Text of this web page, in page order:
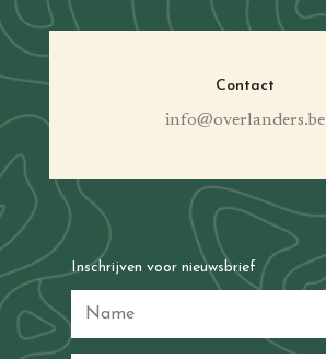
Contact
info@overlanders.be
Inschrijven voor nieuwsbrief